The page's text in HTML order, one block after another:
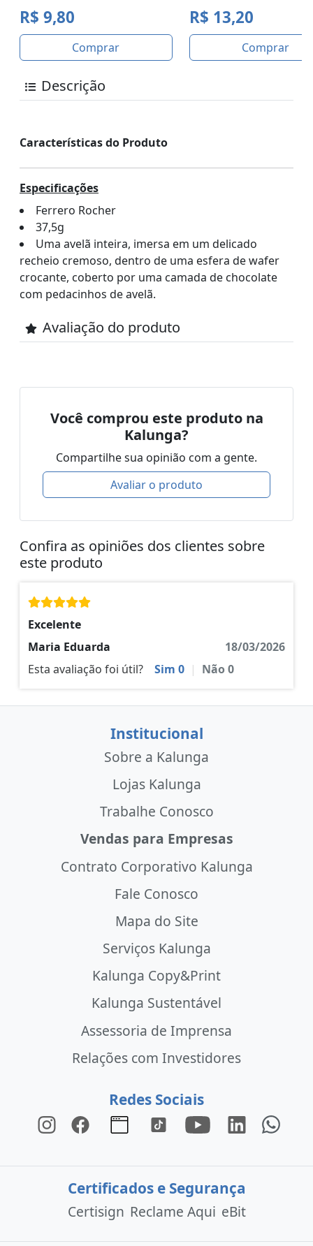
R$ 9,80
Comprar
R$ 13,20
Comprar
Descrição
Características do Produto
Especificações
Ferrero Rocher
37,5g
Uma avelã inteira, imersa em um delicado
recheio cremoso, dentro de uma esfera de wafer
crocante, coberto por uma camada de chocolate
com pedacinhos de avelã.
Avaliação do produto
Você comprou este produto na
Kalunga?
Compartilhe sua opinião com a gente.
Avaliar o produto
Confira as opiniões dos clientes sobre
este produto
Excelente
Maria Eduarda
18/03/2026
Esta avaliação foi útil?
Sim 0 | Não0
Institucional
Sobre a Kalunga
Lojas Kalunga
Trabalhe Conosco
Vendas para Empresas
Contrato Corporativo Kalunga
Fale Conosco
Mapa do Site
Serviços Kalunga
Kalunga Copy&Print
Kalunga Sustentável
Assessoria de Imprensa
Relações com Investidores
Redes Sociais
Certificados e Segurança
Certisign Reclame Aqui eBit